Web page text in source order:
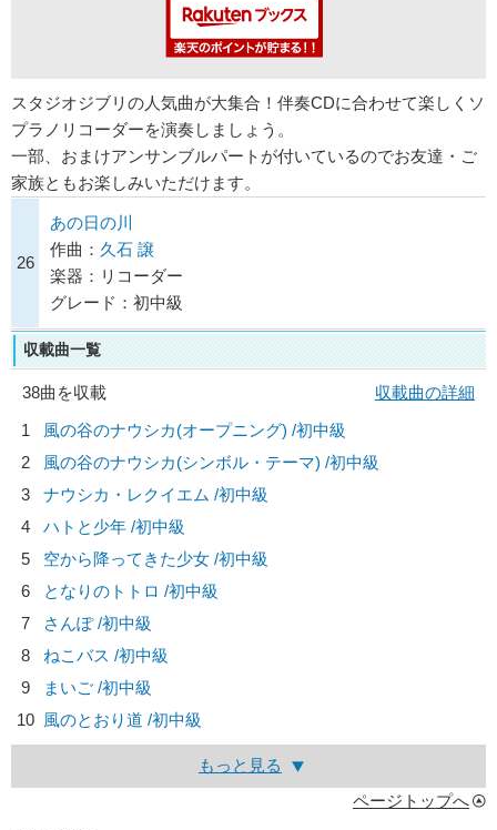
スタジオジブリの人気曲が大集合！伴奏CDに合わせて楽しくソ
プラノリコーダーを演奏しましょう。
一部、おまけアンサンブルパートが付いているのでお友達・ご
家族ともお楽しみいただけます。
26
あの日の川
作曲： 久石 譲
楽器：リコーダー
グレード：初中級
収載曲一覧
38曲を収載
収載曲の詳細
1
風の谷のナウシカ(オープニング) /初中級
2
風の谷のナウシカ(シンボル・テーマ) /初中級
3
ナウシカ・レクイエム /初中級
4
ハトと少年 /初中級
5
空から降ってきた少女 /初中級
6
となりのトトロ /初中級
7
さんぽ /初中級
8
ねこバス /初中級
9
まいご /初中級
10 風のとおり道 /初中級
もっと見る
ページトップへ